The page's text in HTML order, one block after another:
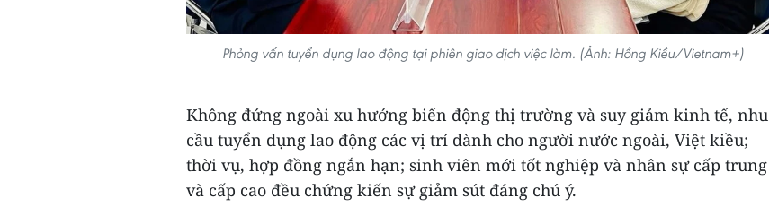
Phỏng vấn tuyển dụng lao động tại phiên giao dịch việc làm. (Ảnh: Hồng Kiều/Vietnam+)
Không đứng ngoài xu hướng biến động thị trường và suy giảm kinh tế, nhu
cầu tuyển dụng lao động các vị trí dành cho người nước ngoài, Việt kiều;
thời vụ, hợp đồng ngắn hạn; sinh viên mới tốt nghiệp và nhân sự cấp trung
và cấp cao đều chứng kiến sự giảm sút đáng chú ý.